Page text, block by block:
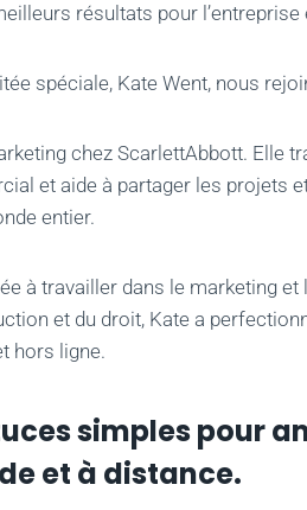
résultats pour l’entreprise
spéciale, Kate Went, nous
chez ScarlettAbbott. Elle
et aide à partager les projets
entier.
à travailler dans le marketing
et du droit, Kate a
hors ligne.
simples pour
et à distance.